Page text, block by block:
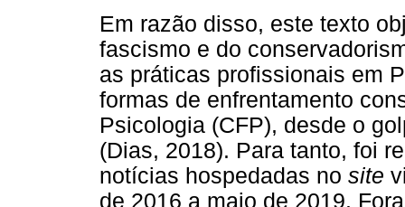
Em razão disso, este texto
fascismo e do
as práticas profissionais em
formas de enfrentamento
Psicologia (CFP), desde o
(Dias, 2018). Para tanto, foi
notícias hospedadas no site
de 2016 a maio de 2019.